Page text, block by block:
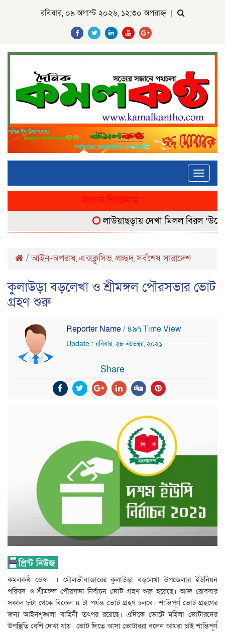
রবিবার, ০৯ অগাস্ট ২০২৬, ১২:৩০ অপরাহ্ন |
Toggle
সংবাদ শিরোনাম :
লাউয়াছড়ায় দেখা মিলল বিরল
/আইন-অপরাধ, এক্সক্লুসিভ, প্রচ্ছদ,সর্বশেষ,সারাদেশ
কুলাউড়া বড়লেখা ও শ্রীমঙ্গল পৌরসভার ভোট
গ্রহণ শুরু
Reporter Name/ ৪৯৭ Time View
Update : রবিবার, ২৮ নভেম্বর, ২০২১
Share
কমলকন্ঠ ডেস্ক ।। মৌলভীবাজারের কুলাউড়া বড়লেখা উপজেলার ইউনিয়ন
পরিষদ ও শ্রীমঙ্গল পৌরসভা নির্বাচন ভোট গ্রহণ শুরু হয়েছে। আজ রোববার
সকাল ৮টা থেকে বিকেল ৪ টা পর্যন্ত ভোট গ্রহণ চলবে। শান্তিপূর্ণ ভোট গ্রহণের
জন্য আইনশৃঙ্খলা বাহিনী তৎপর রয়েছে। এদিকে ভোটে মহিলা ভোটারদের
উপস্থিতি বেশি দেখা যায়। ভোট দিতে আসা ভোটাররা বলেন আমরা চাই শান্তিপূর্ণ